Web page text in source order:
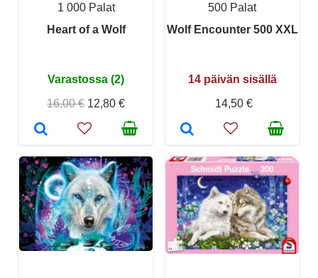
1 000 Palat
Heart of a Wolf
Varastossa (2)
16,00 € 12,80 €
500 Palat
Wolf Encounter 500 XXL
14 päivän sisällä
14,50 €